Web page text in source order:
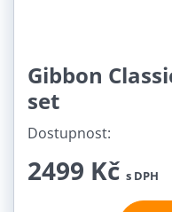
Gibbon
set
Dostupnost:
2499 Kč s DPH